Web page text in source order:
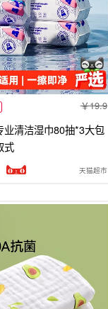
19.9
业清洁湿巾80抽*3大包
式
天猫超市